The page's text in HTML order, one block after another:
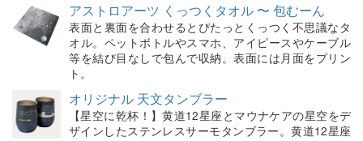
アストロアーツ くっつくタオル 〜 包むーん
表面と裏面を合わせるとぴたっとくっつく不思議なタ
オル。ペットボトルやスマホ、アイピースやケーブル
等を結び目なしで包んで収納。表面には月面をプリン
ト。
オリジナル 天文タンブラー
【星空に乾杯！】黄道12星座とマウナケアの星空をデ
ザインしたステンレスサーモタンブラー。黄道12星座